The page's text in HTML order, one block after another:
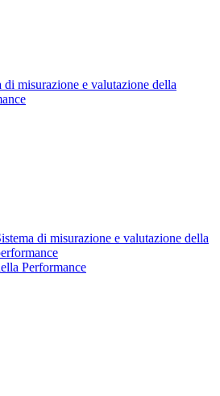
di misurazione e valutazione della
di misurazione e valutazione della
Performance